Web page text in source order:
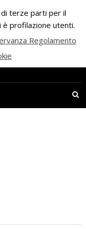
terze parti per il
profilazione utenti.
Regolamento